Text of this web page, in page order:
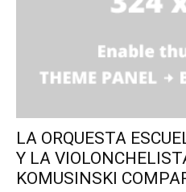
LA ORQUESTA
Y LA
KOMUSINSKI